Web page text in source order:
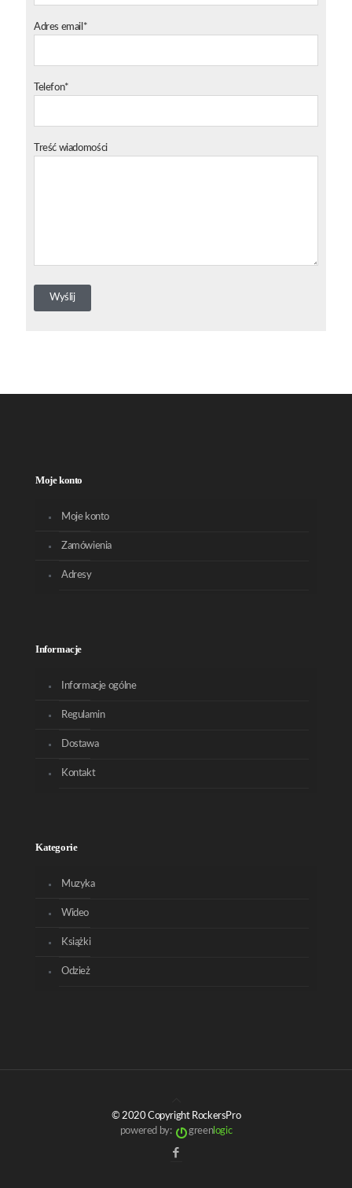
Adres email*
Telefon*
Treść wiadomości
Moje konto
Moje konto
Zamówienia
Adresy
Informacje
Informacje ogólne
Regulamin
Dostawa
Kontakt
Kategorie
Muzyka
Wideo
Książki
Odzież
© 2020 Copyright RockersPro
powered by:
greenlogic